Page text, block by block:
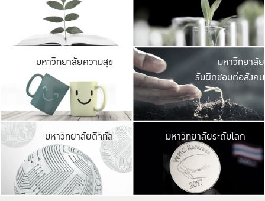
มีพื้นที่เขียวสดใส
เป็นป่าในเมือง เกษต
มหาวิทยาลัยความสุข มหาวิ
ค
เปิดประ
และพบเรื่องราวใ
มหาวิทยาลัย
รับผิดชอบต่อสังคม
มหาวิทยาลัยดิจิทัล มหาวิ
เปลี่ยนแปลง แล
เพื่อทำง
ระบบสารสนเทศ
มหาวิทยาลัยระดับโลก